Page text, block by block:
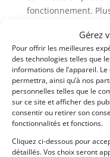
Gérez
Pour offrir les meilleures
des technologies telles que
informations de l’appareil.
permettra, ainsi qu’à nos
personnelles telles que le
sur ce site et afficher des
consentir ou retirer son
fonctionnalités et fonctions.
Cliquez ci-dessous pour
détaillés. Vos choix seront
fonctionnement.
Partager cette
Passeports
Passeport